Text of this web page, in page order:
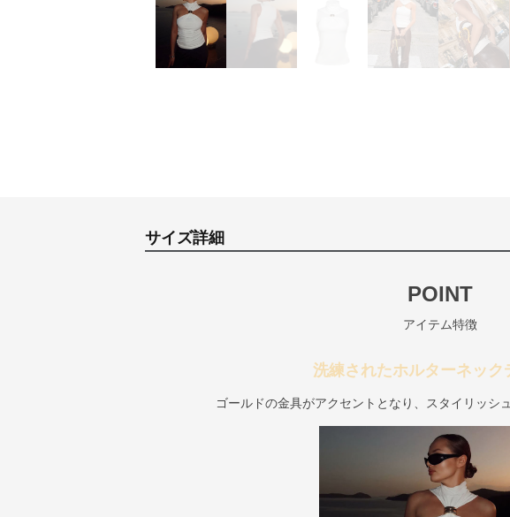
サイズ詳細
POINT
アイテム特徴
洗練されたホルターネック
ゴールドの金具がアクセントとなり、スタイリッシ